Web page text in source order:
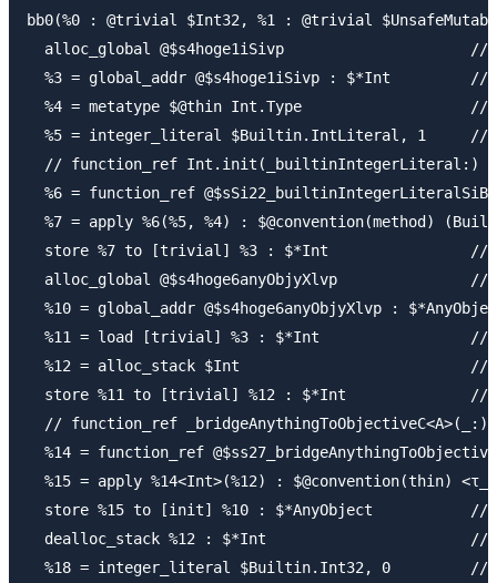
bb0(%0 : @trivial $Int32, %1 : @trivial
alloc_global @$s4hoge1iSivp                     //
%3 = global_addr @$s4hoge1iSivp : $*Int         //
%4 = metatype $@thin Int.Type                   //
%5 = integer_literal $Builtin.IntLiteral, 1     //
  // function_ref Int.init(_builtinIntegerLiteral:)
%6 = function_ref
%7 = apply %6(%5, %4) : $@convention(method)
store %7 to [trivial] %3 : $*Int                //
alloc_global @$s4hoge6anyObjyXlvp               //
%10 = global_addr @$s4hoge6anyObjyXlvp :
%11 = load [trivial] %3 : $*Int                 //
%12 = alloc_stack $Int                          //
store %11 to [trivial] %12 : $*Int              //
  // function_ref _bridgeAnythingToObjectiveC<A>(_:)
%14 = function_ref
%15 = apply %14<Int>(%12) : $@convention(thin)
store %15 to [init] %10 : $*AnyObject           //
dealloc_stack %12 : $*Int                       //
%18 = integer_literal $Builtin.Int32, 0         //